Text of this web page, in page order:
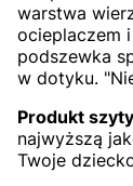
warstwa
ocieplaczem i
podszewka
w dotyku.
Produkt
najwyższą
Twoje